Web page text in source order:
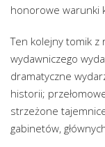
honorowe warunki
Ten kolejny tomik z
wydawniczego
dramatyczne
historii;
strzeżone
gabinetów,